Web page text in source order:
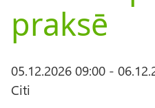
praksē
05.12.2026 09:00 -
Citi